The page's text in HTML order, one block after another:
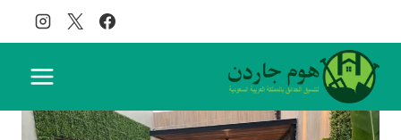
إلى
المحتوى